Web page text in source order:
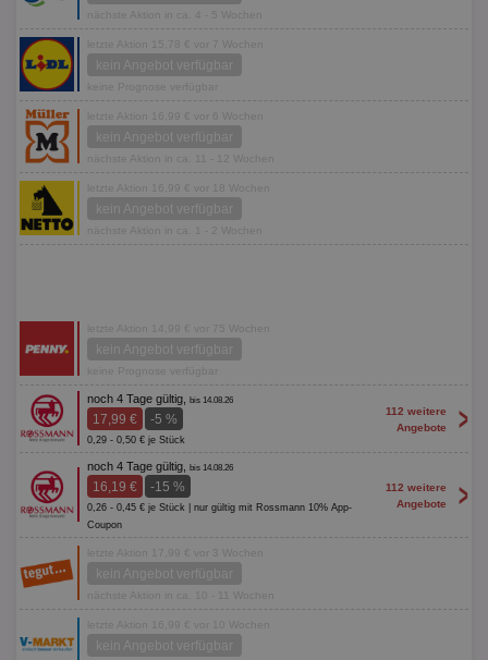
nächste Aktion in ca. 4 - 5 Wochen
letzte Aktion 15,78 € vor 7 Wochen
kein Angebot verfügbar
keine Prognose verfügbar
letzte Aktion 16,99 € vor 6 Wochen
kein Angebot verfügbar
nächste Aktion in ca. 11 - 12 Wochen
letzte Aktion 16,99 € vor 18 Wochen
kein Angebot verfügbar
nächste Aktion in ca. 1 - 2 Wochen
letzte Aktion 14,99 € vor 75 Wochen
kein Angebot verfügbar
keine Prognose verfügbar
noch 4 Tage gültig, bis 14.08.26
17,99 € -5 %
0,29 - 0,50 € je Stück
112 weitere
Angebote
>
noch 4 Tage gültig, bis 14.08.26
16,19 € -15 %
0,26 - 0,45 € je Stück | nur gültig mit Rossmann 10% App-
Coupon
112 weitere
Angebote
>
letzte Aktion 17,99 € vor 3 Wochen
kein Angebot verfügbar
nächste Aktion in ca. 10 - 11 Wochen
letzte Aktion 16,99 € vor 10 Wochen
kein Angebot verfügbar